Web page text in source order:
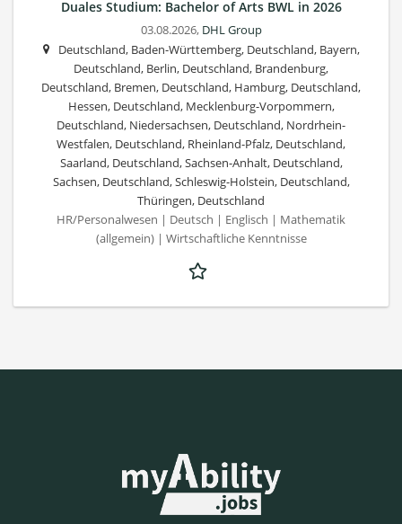
Duales Studium: Bachelor of Arts BWL in 2026
03.08.2026, DHL Group
Deutschland, Baden-Württemberg, Deutschland, Bayern,
Deutschland, Berlin, Deutschland, Brandenburg,
Deutschland, Bremen, Deutschland, Hamburg, Deutschland,
Hessen, Deutschland, Mecklenburg-Vorpommern,
Deutschland, Niedersachsen, Deutschland, Nordrhein-
Westfalen, Deutschland, Rheinland-Pfalz, Deutschland,
Saarland, Deutschland, Sachsen-Anhalt, Deutschland,
Sachsen, Deutschland, Schleswig-Holstein, Deutschland,
Thüringen, Deutschland
HR/Personalwesen | Deutsch | Englisch | Mathematik
(allgemein) | Wirtschaftliche Kenntnisse